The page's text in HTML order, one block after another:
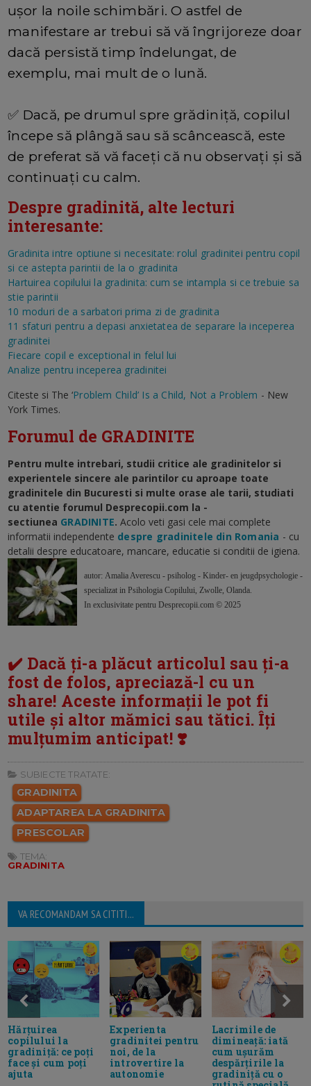
ușor la noile schimbări. O astfel de
manifestare ar trebui să vă îngrijoreze doar
dacă persistă timp îndelungat, de
exemplu, mai mult de o lună.
✅ Dacă, pe drumul spre grădiniță, copilul
începe să plângă sau să scâncească, este
de preferat să vă faceți că nu observați și să
continuați cu calm.
Despre gradinită, alte lecturi
interesante:
Gradinita intre optiune si necesitate: rolul gradinitei pentru copil
si ce astepta parintii de la o gradinita
Hartuirea copilului la gradinita: cum se intampla si ce trebuie sa
stie parintii
10 moduri de a sarbatori prima zi de gradinita
11 sfaturi pentru a depasi anxietatea de separare la inceperea
gradinitei
Fiecare copil e exceptional in felul lui
Analize pentru inceperea gradinitei
Citeste si The ‘Problem Child’ Is a Child, Not a Problem - New
York Times.
Forumul de GRADINITE
Pentru multe intrebari, studii critice ale gradinitelor si
experientele sincere ale parintilor cu aproape toate
gradinitele din Bucuresti si multe orase ale tarii, studiati
cu atentie forumul Desprecopii.com la -
sectiunea GRADINITE.Acolo veti gasi cele mai complete
informatii independente despre gradinitele din Romania - cu
detalii despre educatoare, mancare, educatie si conditii de igiena.
autor: Amalia Averescu - psiholog - Kinder- en jeugdpsychologie -
specializat in Psihologia Copilului, Zwolle, Olanda.
In exclusivitate pentru Desprecopii.com © 2025
✔️ Dacă ți-a plăcut articolul sau ți-a
fost de folos, apreciază-l cu un
share! Aceste informații le pot fi
utile și altor mămici sau tătici. Îți
mulțumim anticipat! ❣️
SUBIECTE TRATATE:
GRADINITA
ADAPTAREA LA GRADINITA
PRESCOLAR
TEMA:
GRADINITA
VA RECOMANDAM SA CITITI...
Hărțuirea
copilului la
gradiniță: ce poți
face și cum poți
ajuta
Experienta
gradinitei pentru
noi, de la
introvertire la
autonomie
Lacrimile de
dimineață: iată
cum ușurăm
despărțirile la
gradiniță cu o